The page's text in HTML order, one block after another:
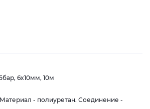
6x10мм, 10м
- полиуретан. Соединение -